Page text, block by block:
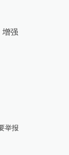
强
举报